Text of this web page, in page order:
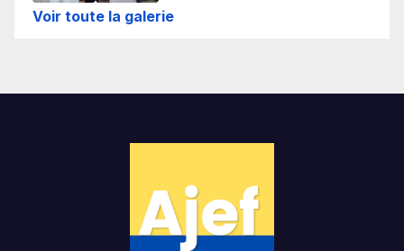
Voir toute la galerie